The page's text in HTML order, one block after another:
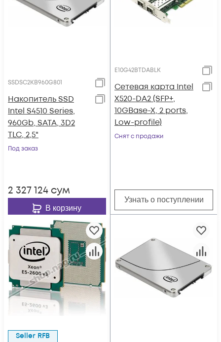
SSDSC2KB960G801
Накопитель SSD
Intel S4510 Series,
960Gb, SATA, 3D2
TLC, 2,5"
Под заказ
2 327 124 сум
В корзину
E10G42BTDABLK
Сетевая карта Intel
X520-DA2 (SFP+,
10GBase-X, 2 ports,
Low-profile)
Снят с продажи
Узнать о поступлении
Seller RFB